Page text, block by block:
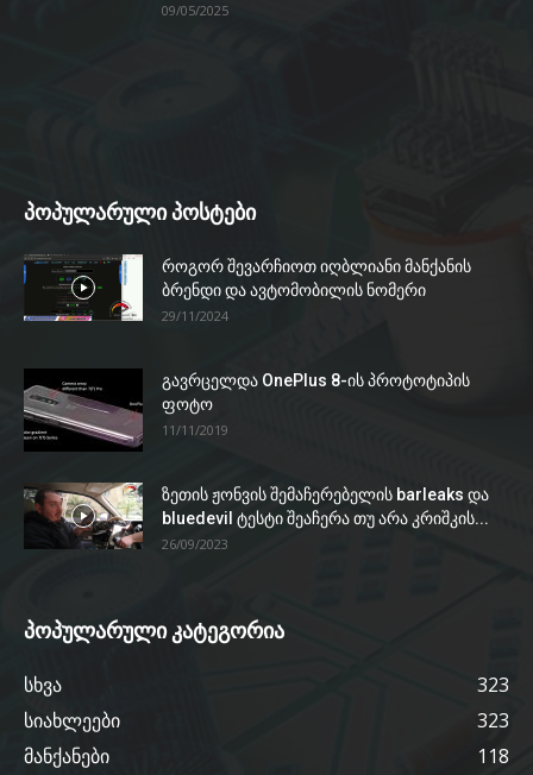
09/05/2025
პოპულარული პოსტები
როგორ შევარჩიოთ იღბლიანი მანქანის
ბრენდი და ავტომობილის ნომერი
29/11/2024
გავრცელდა OnePlus 8-ის პროტოტიპის
ფოტო
11/11/2019
ზეთის ჟონვის შემაჩერებელის barleaks და
bluedevil ტესტი შეაჩერა თუ არა კრიშკის...
26/09/2023
პოპულარული კატეგორია
სხვა
323
სიახლეები
323
მანქანები
118